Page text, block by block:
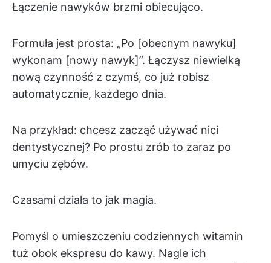
Łączenie nawyków brzmi obiecująco.
Formuła jest prosta: „Po [obecnym nawyku]
wykonam [nowy nawyk]”. Łączysz niewielką
nową czynność z czymś, co już robisz
automatycznie, każdego dnia.
Na przykład: chcesz zacząć używać nici
dentystycznej? Po prostu zrób to zaraz po
umyciu zębów.
Czasami działa to jak magia.
Pomyśl o umieszczeniu codziennych witamin
tuż obok ekspresu do kawy. Nagle ich